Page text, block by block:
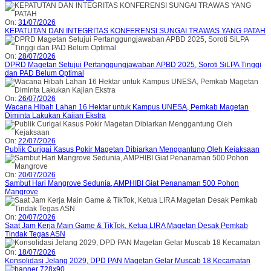
On: 31/07/2026
KEPATUTAN DAN INTEGRITAS KONFERENSI SUNGAI TRAWAS YANG PATAH
On: 28/07/2026
DPRD Magetan Setujui Pertanggungjawaban APBD 2025, Soroti SiLPA Tinggi
dan PAD Belum Optimal
On: 26/07/2026
Wacana Hibah Lahan 16 Hektar untuk Kampus UNESA, Pemkab Magetan
Diminta Lakukan Kajian Ekstra
On: 22/07/2026
Publik Curigai Kasus Pokir Magetan Dibiarkan Menggantung Oleh Kejaksaan
On: 20/07/2026
Sambut Hari Mangrove Sedunia, AMPHIBI Giat Penanaman 500 Pohon
Mangrove
On: 20/07/2026
Saat Jam Kerja Main Game & TikTok, Ketua LIRA Magetan Desak Pemkab
Tindak Tegas ASN
On: 18/07/2026
Konsolidasi Jelang 2029, DPD PAN Magetan Gelar Muscab 18 Kecamatan